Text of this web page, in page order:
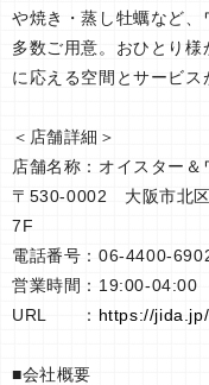
や焼き・蒸し牡蠣など
多数ご用意。おひとり
に応える空間とサービス
＜店舗詳細＞
店舗名称：オイスター
〒530-0002 大阪市北
7F
電話番号：06-4400-
営業時間：19:00-04:00
URL ： https://jida.jp/
■会社概要